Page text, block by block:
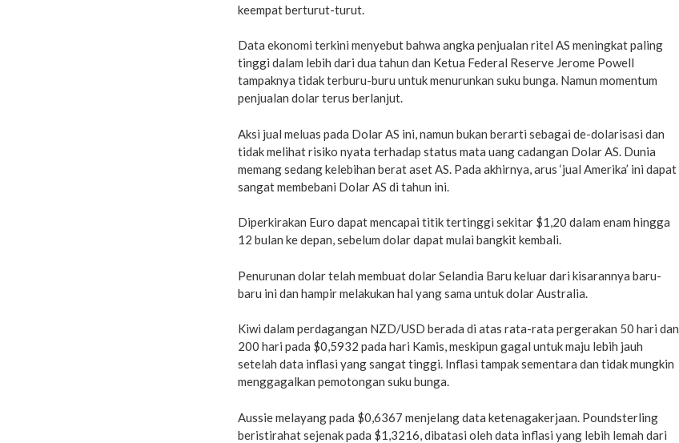
keempat berturut-turut.
Data ekonomi terkini menyebut bahwa angka penjualan ritel AS meningkat paling
tinggi dalam lebih dari dua tahun dan Ketua Federal Reserve Jerome Powell
tampaknya tidak terburu-buru untuk menurunkan suku bunga. Namun momentum
penjualan dolar terus berlanjut.
Aksi jual meluas pada Dolar AS ini, namun bukan berarti sebagai de-dolarisasi dan
tidak melihat risiko nyata terhadap status mata uang cadangan Dolar AS. Dunia
memang sedang kelebihan berat aset AS. Pada akhirnya, arus ‘jual Amerika’ ini dapat
sangat membebani Dolar AS di tahun ini.
Diperkirakan Euro dapat mencapai titik tertinggi sekitar $1,20 dalam enam hingga
12 bulan ke depan, sebelum dolar dapat mulai bangkit kembali.
Penurunan dolar telah membuat dolar Selandia Baru keluar dari kisarannya baru-
baru ini dan hampir melakukan hal yang sama untuk dolar Australia.
Kiwi dalam perdagangan NZD/USD berada di atas rata-rata pergerakan 50 hari dan
200 hari pada $0,5932 pada hari Kamis, meskipun gagal untuk maju lebih jauh
setelah data inflasi yang sangat tinggi. Inflasi tampak sementara dan tidak mungkin
menggagalkan pemotongan suku bunga.
Aussie melayang pada $0,6367 menjelang data ketenagakerjaan. Poundsterling
beristirahat sejenak pada $1,3216, dibatasi oleh data inflasi yang lebih lemah dari